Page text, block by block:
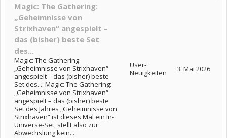
Magic: The Gathering:
„Geheimnisse von
Strixhaven“ angespielt –
das (bisher) beste Set
des...
Magic: The Gathering:
„Geheimnisse von Strixhaven“
angespielt – das (bisher) beste
Set des...: Magic: The Gathering:
„Geheimnisse von Strixhaven“
angespielt – das (bisher) beste
Set des Jahres „Geheimnisse von
Strixhaven“ ist dieses Mal ein In-
Universe-Set, stellt also zur
Abwechslung kein...
User-
Neuigkeiten
3. Mai 2026